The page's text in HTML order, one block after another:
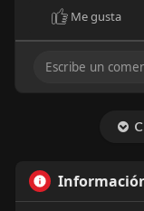
Me gusta